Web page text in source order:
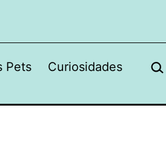
Pets Curiosidades